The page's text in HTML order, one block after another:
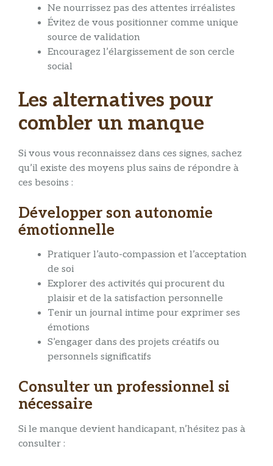
Ne nourrissez pas des attentes irréalistes
Évitez de vous positionner comme unique
source de validation
Encouragez l’élargissement de son cercle
social
Les alternatives pour
combler un manque
Si vous vous reconnaissez dans ces signes, sachez
qu’il existe des moyens plus sains de répondre à
ces besoins :
Développer son autonomie
émotionnelle
Pratiquer l’auto-compassion et l’acceptation
de soi
Explorer des activités qui procurent du
plaisir et de la satisfaction personnelle
Tenir un journal intime pour exprimer ses
émotions
S’engager dans des projets créatifs ou
personnels significatifs
Consulter un professionnel si
nécessaire
Si le manque devient handicapant, n’hésitez pas à
consulter :